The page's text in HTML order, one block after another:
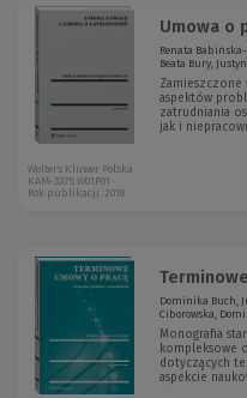
Umowa o
Renata
Beata Bury,
Zamieszczone
aspektów
zatrudniania
jak i
Wolters Kluwer Polska
KAM-3375 W01P01
Rok publikacji: 2018
Dominika Buch,
Ciborowska,
Monografia
kompleksowe
dotyczących
aspekcie